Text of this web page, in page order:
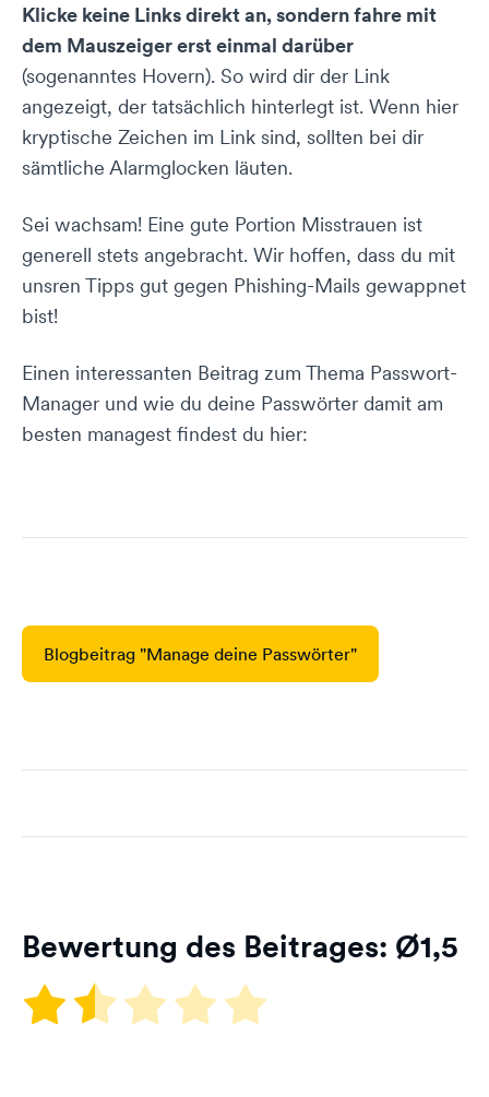
Klicke keine Links direkt an, sondern fahre mit
dem Mauszeiger erst einmal darüber
(sogenanntes Hovern). So wird dir der Link
angezeigt, der tatsächlich hinterlegt ist. Wenn hier
kryptische Zeichen im Link sind, sollten bei dir
sämtliche Alarmglocken läuten.
Sei wachsam! Eine gute Portion Misstrauen ist
generell stets angebracht. Wir hoffen, dass du mit
unsren Tipps gut gegen Phishing-Mails gewappnet
bist!
Einen interessanten Beitrag zum Thema Passwort-
Manager und wie du deine Passwörter damit am
besten managest findest du hier:
Blogbeitrag "Manage deine Passwörter"
Bewertung des Beitrages: Ø1,5